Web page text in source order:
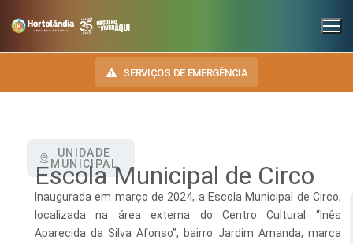
SERVIÇOS DE EMERGÊNCIA
INSTITUCIONAL
SECRETARIAS
Administração e Gestão de Pessoal
NOSSA CIDADE
TRANSPARÊNCIA
E-SIC
UNIDADE
MUNICIPAL
Escola Municipal de Circo
Inaugurada em março de 2024, a Escola Municipal de Circo,
localizada na área externa do Centro Cultural “Inês
Aparecida da Silva Afonso”, bairro Jardim Amanda, marca